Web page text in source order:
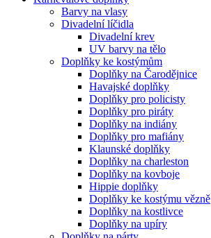
Barvy na vlasy
Divadelní líčidla
Divadelní krev
UV barvy na tělo
Doplňky ke kostýmům
Doplňky na Čarodějnice
Havajské doplňky
Doplňky pro policisty
Doplňky pro piráty
Doplňky na indiány
Doplňky pro mafiány
Klaunské doplňky
Doplňky na charleston
Doplňky na kovboje
Hippie doplňky
Doplňky ke kostýmu vězně
Doplňky na kostlivce
Doplňky na upíry